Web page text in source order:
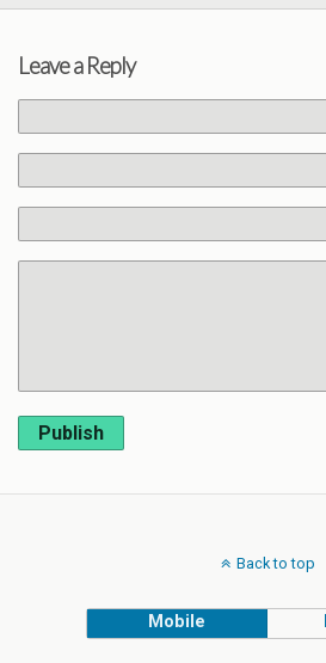
Leave a Reply
Publish
Back to top
Mobile